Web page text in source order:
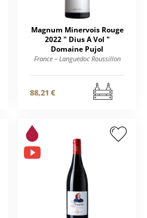
Magnum Minervois Rouge
2022 " Dius A Vol "
Domaine Pujol
France – Languedoc Roussillon
88,21 €